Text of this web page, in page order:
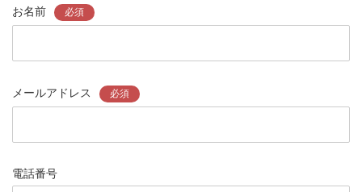
お名前 必須
メールアドレス 必須
電話番号